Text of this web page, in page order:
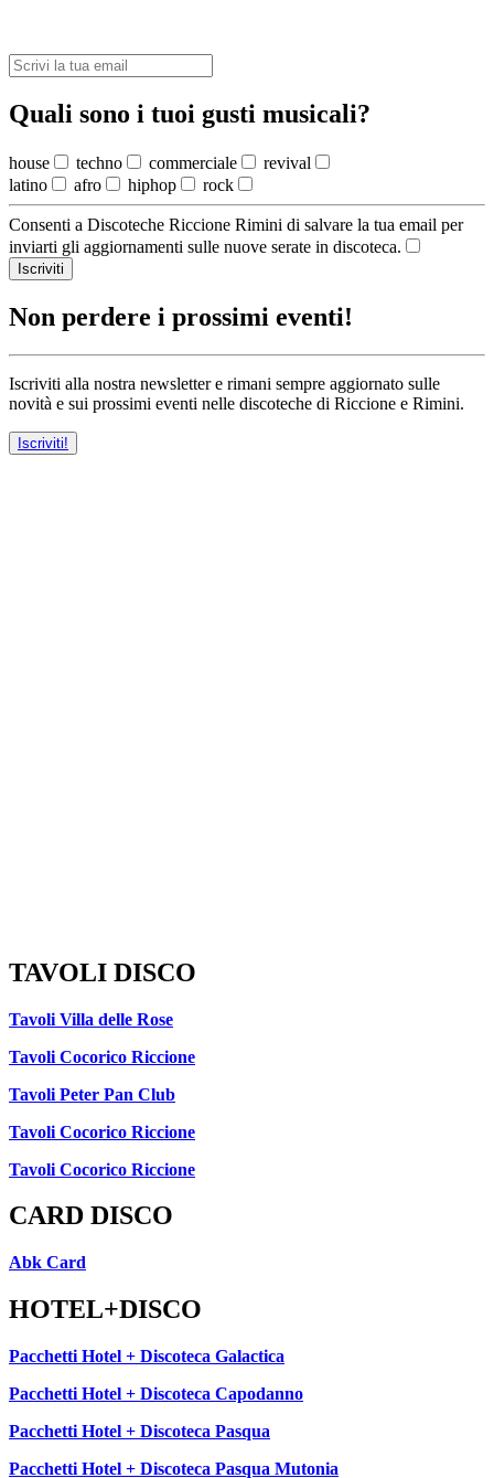
Quali sono i tuoi gusti musicali?
house techno commerciale
revival
latino
afro hiphop rock
Consenti a Discoteche Riccione Rimini di salvare la tua email per
inviarti gli aggiornamenti sulle nuove serate in discoteca.
Iscriviti
Non perdere i prossimi eventi!
Iscriviti alla nostra newsletter e rimani sempre aggiornato sulle
novità e sui prossimi eventi nelle discoteche di Riccione e Rimini.
Iscriviti!
TAVOLI DISCO
Tavoli Villa delle Rose
Tavoli Cocorico Riccione
Tavoli Peter Pan Club
Tavoli Cocorico Riccione
Tavoli Cocorico Riccione
CARD DISCO
Abk Card
HOTEL+DISCO
Pacchetti Hotel + Discoteca Galactica
Pacchetti Hotel + Discoteca Capodanno
Pacchetti Hotel + Discoteca Pasqua
Pacchetti Hotel + Discoteca Pasqua Mutonia